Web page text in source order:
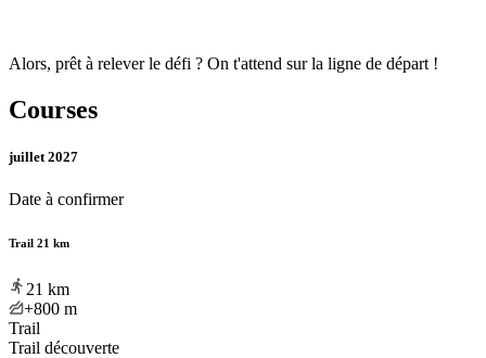
Alors, prêt à relever le défi ? On t'attend sur la ligne de départ !
Courses
juillet 2027
Date à confirmer
Trail 21 km
21 km
+800 m
Trail
Trail découverte